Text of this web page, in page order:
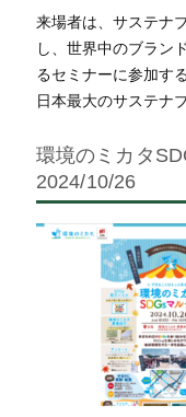
来場者は、サステナ
し、世界中のブラン
るセミナーに参加す
日本最大のサステナ
環境のミカタ
2024/10/26